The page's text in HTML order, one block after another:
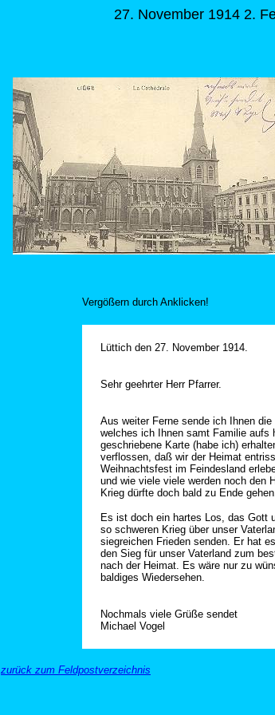
27. November 1914 2.
Vergößern durch Anklicken!
Lüttich den 27. November 1914.
Sehr geehrter Herr Pfarrer.
Aus weiter Ferne sende ich Ihnen
welches ich Ihnen samt Familie aufs
geschriebene Karte (habe ich)
verflossen, daß wir der Heimat
Weihnachtsfest im Feindesland
und wie viele viele werden noch den
Krieg dürfte doch bald zu Ende
Es ist doch ein hartes Los, das Gott
so schweren Krieg über unser
siegreichen Frieden senden. Er hat
den Sieg für unser Vaterland zum
nach der Heimat. Es wäre nur zu
baldiges Wiedersehen.
Nochmals viele Grüße sendet
Michael Vogel
zurück zum Feldpostverzeichnis